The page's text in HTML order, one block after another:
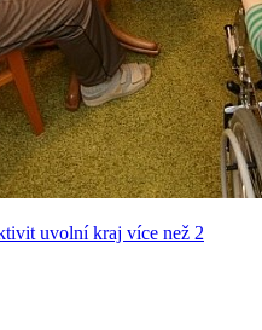
uvolní kraj více než 2